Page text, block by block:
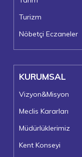
Turizm
Nöbetçi Eczaneler
KURUMSAL
Vizyon&Misyon
Meclis Kararları
Müdürlüklerimiz
Kent Konseyi